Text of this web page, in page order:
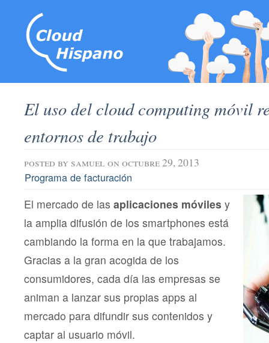
El uso del cloud computing móvil
entornos de trabajo
posted by samuel on octubre 29, 2013
Programa de facturación
El mercado de las aplicaciones móviles y
la amplia difusión de los smartphones está
cambiando la forma en la que trabajamos.
Gracias a la gran acogida de los
consumidores, cada día las empresas se
animan a lanzar sus propias apps al
mercado para difundir sus contenidos y
captar al usuario móvil.